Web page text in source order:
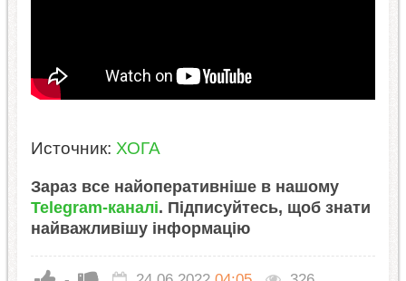
Источник: ХОГА
Зараз все найоперативніше в нашому
Telegram-каналі. Підписуйтесь, щоб знати
найважливішу інформацію